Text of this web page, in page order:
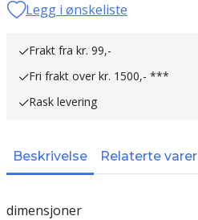
Legg i ønskeliste
Frakt fra kr. 99,-
Fri frakt over kr. 1500,- ***
Rask levering
Beskrivelse Relaterte varer
dimensjoner